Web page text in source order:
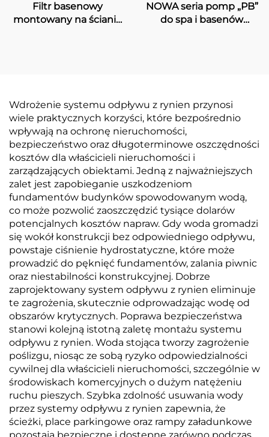
Filtr basenowy
montowany na ścianie
NOWA seria pomp „PB”
do spa i basenów
Wdrożenie systemu odpływu z rynien przynosi
wiele praktycznych korzyści, które bezpośrednio
wpływają na ochronę nieruchomości,
bezpieczeństwo oraz długoterminowe oszczędności
kosztów dla właścicieli nieruchomości i
zarządzających obiektami. Jedną z najważniejszych
zalet jest zapobieganie uszkodzeniom
fundamentów budynków spowodowanym wodą,
co może pozwolić zaoszczędzić tysiące dolarów
potencjalnych kosztów napraw. Gdy woda gromadzi
się wokół konstrukcji bez odpowiedniego odpływu,
powstaje ciśnienie hydrostatyczne, które może
prowadzić do pęknięć fundamentów, zalania piwnic
oraz niestabilności konstrukcyjnej. Dobrze
zaprojektowany system odpływu z rynien eliminuje
te zagrożenia, skutecznie odprowadzając wodę od
obszarów krytycznych. Poprawa bezpieczeństwa
stanowi kolejną istotną zaletę montażu systemu
odpływu z rynien. Woda stojąca tworzy zagrożenie
poślizgu, niosąc ze sobą ryzyko odpowiedzialności
cywilnej dla właścicieli nieruchomości, szczególnie w
środowiskach komercyjnych o dużym natężeniu
ruchu pieszych. Szybka zdolność usuwania wody
przez systemy odpływu z rynien zapewnia, że
ścieżki, place parkingowe oraz rampy załadunkowe